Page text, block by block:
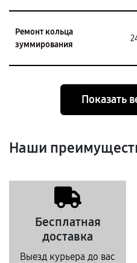
Ремонт кольца
зуммирования
Показать
Наши
Бесплатная
доставка
Выезд курьера до вас